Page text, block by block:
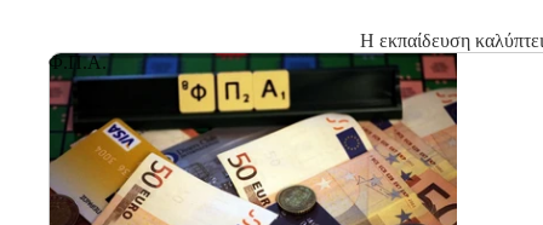
Η εκπαίδευση
Φ.Π.Α.